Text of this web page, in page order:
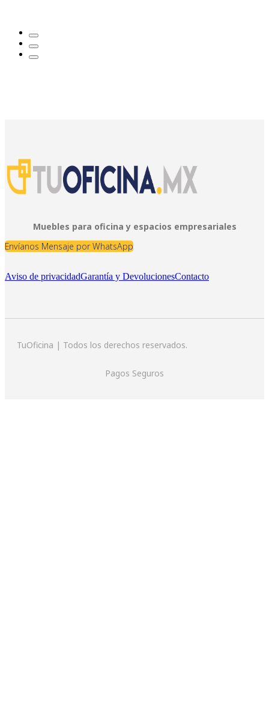
Muebles para oficina y espacios empresariales
Envíanos Mensaje por WhatsApp
Aviso de privacidadGarantía y DevolucionesContacto
TuOficina | Todos los derechos reservados.
Pagos Seguros